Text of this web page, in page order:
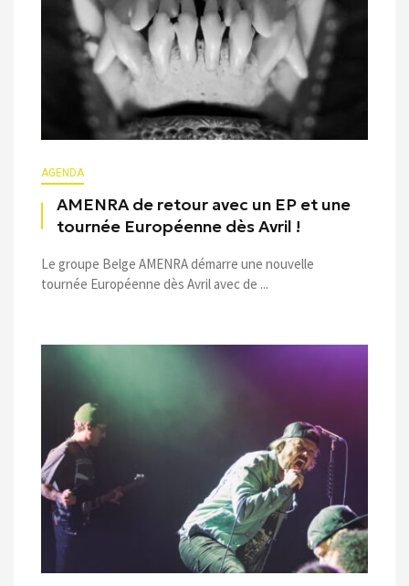
AGENDA
AMENRA de retour avec un EP et une
tournée Européenne dès Avril !
Le groupe Belge AMENRA démarre une nouvelle
tournée Européenne dès Avril avec de ...